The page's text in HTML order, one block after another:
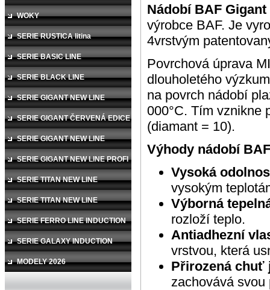
WOKY
SERIE RUSTICA litina
SERIE BASIC LINE
SERIE BLACK LINE
SERIE GIGANT NEW LINE
SERIE GIGANT ČERVENÁ EDICE
SERIE GIGANT NEW LINE
INDUKCE
SERIE GIGANT NEW LINE PROFI
SERIE TITAN NEW LINE
SERIE TITAN NEW LINE
INDUKCE
SERIE FERRO LINE INDUCTION
SERIE GALAXY INDUCTION
MODELY 2026
Nádobí BAF
výrobce BAF. Je
4vrstvým
Povrchová úprava
dlouholetého
na povrch nádobí
000°C. Tím vznikne
(diamant = 10).
Výhody nádobí
Vysoká
vysokým
Výborná
rozloží teplo.
Antiadhezní
vrstvou, která
Přirozená chuť
zachovává